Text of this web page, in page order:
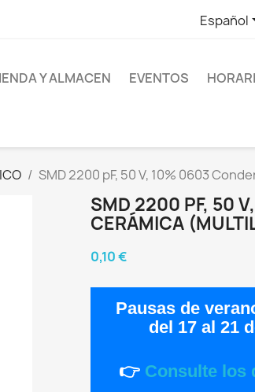
Español
Y ALMACEN EVENTOS
SMD 2200 pF, 50 V, 10% 0603
SMD 2200 PF, 50
CERÁMICA
0,10 €
Pausas de
del 17 al 21
👉 Consulte los